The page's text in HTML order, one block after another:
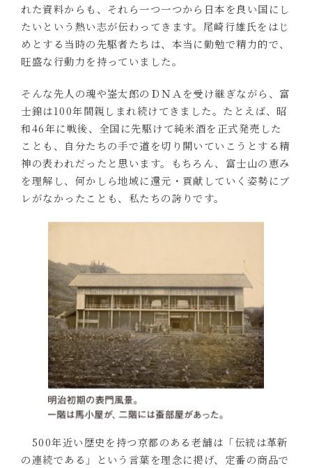
れた資料からも、それら一つ一つから日本を良い国にし
たいという熱い志が伝わってきます。尾崎行雄氏をはじ
めとする当時の先駆者たちは、本当に勤勉で精力的で、
旺盛な行動力を持っていました。
そんな先人の魂や崟太郎のＤＮＡを受け継ぎながら、富
士錦は100年間親しまれ続けてきました。たとえば、昭
和46年に戦後、全国に先駆けて純米酒を正式発売した
ことも、自分たちの手で道を切り開いていこうとする精
神の表われだったと思います。もちろん、富士山の恵み
を理解し、何かしら地域に還元・貢献していく姿勢にブ
レがなかったことも、私たちの誇りです。
500年近い歴史を持つ京都のある老舗は「伝統は革新
の連続である」という言葉を理念に掲げ、定番の商品で